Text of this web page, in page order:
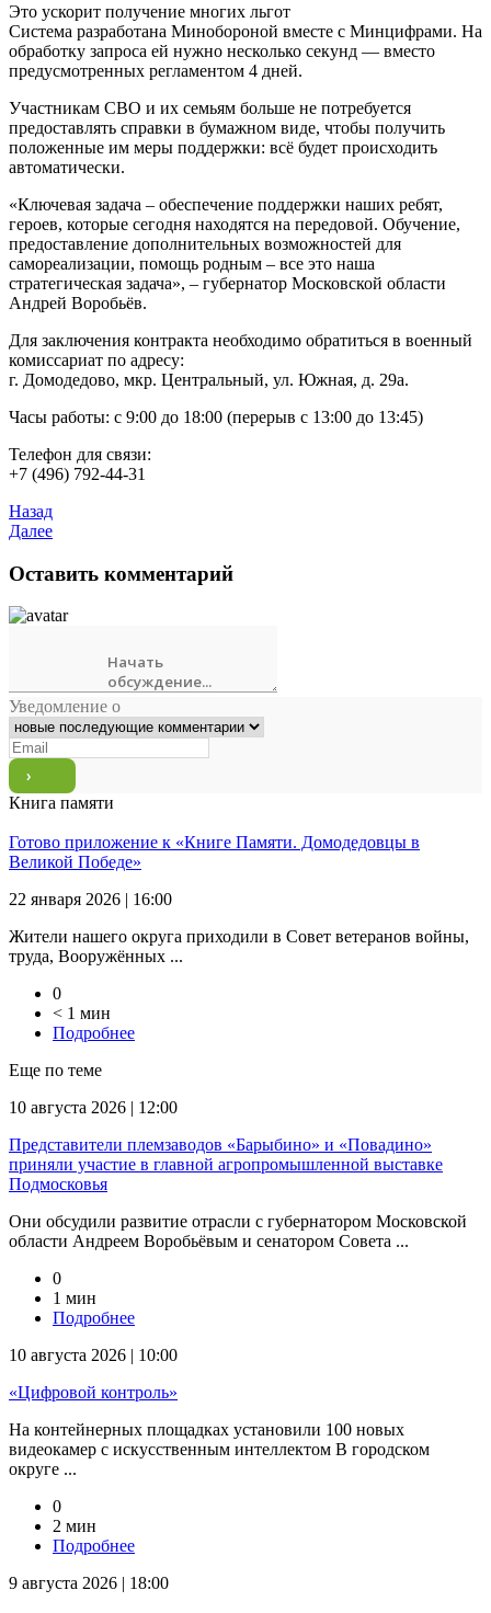
Это ускорит получение многих льгот
Система разработана Минобороной вместе с Минцифрами. На
обработку запроса ей нужно несколько секунд — вместо
предусмотренных регламентом 4 дней.
Участникам СВО и их семьям больше не потребуется
предоставлять справки в бумажном виде, чтобы получить
положенные им меры поддержки: всё будет происходить
автоматически.
«Ключевая задача – обеспечение поддержки наших ребят,
героев, которые сегодня находятся на передовой. Обучение,
предоставление дополнительных возможностей для
самореализации, помощь родным – все это наша
стратегическая задача», – губернатор Московской области
Андрей Воробьёв.
Для заключения контракта необходимо обратиться в военный
комиссариат по адресу:
г. Домодедово, мкр. Центральный, ул. Южная, д. 29а.
Часы работы: с 9:00 до 18:00 (перерыв с 13:00 до 13:45)
Телефон для связи:
+7 (496) 792-44-31
Назад
Далее
Оставить комментарий
Уведомление о
Книга памяти
Готово приложение к «Книге Памяти. Домодедовцы в
Великой Победе»
22 января 2026 | 16:00
Жители нашего округа приходили в Совет ветеранов войны,
труда, Вооружённых ...
0
< 1 мин
Подробнее
Еще по теме
10 августа 2026 | 12:00
Представители племзаводов «Барыбино» и «Повадино»
приняли участие в главной агропромышленной выставке
Подмосковья
Они обсудили развитие отрасли с губернатором Московской
области Андреем Воробьёвым и сенатором Совета ...
0
1 мин
Подробнее
10 августа 2026 | 10:00
«Цифровой контроль»
На контейнерных площадках установили 100 новых
видеокамер с искусственным интеллектом В городском
округе ...
0
2 мин
Подробнее
9 августа 2026 | 18:00